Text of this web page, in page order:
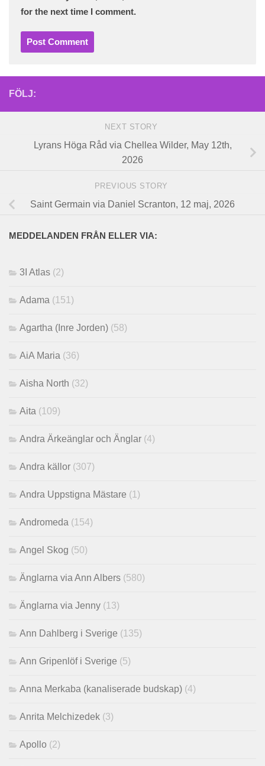
for the next time I comment.
FÖLJ:
NEXT STORY
Lyrans Höga Råd via Chellea Wilder, May 12th,
2026
PREVIOUS STORY
Saint Germain via Daniel Scranton, 12 maj, 2026
MEDDELANDEN FRÅN ELLER VIA:
3I Atlas (2)
Adama (151)
Agartha (Inre Jorden) (58)
AiA Maria (36)
Aisha North (32)
Aita (109)
Andra Ärkeänglar och Änglar (4)
Andra källor (307)
Andra Uppstigna Mästare (1)
Andromeda (154)
Angel Skog (50)
Änglarna via Ann Albers (580)
Änglarna via Jenny (13)
Ann Dahlberg i Sverige (135)
Ann Gripenlöf i Sverige (5)
Anna Merkaba (kanaliserade budskap) (4)
Anrita Melchizedek (3)
Apollo (2)